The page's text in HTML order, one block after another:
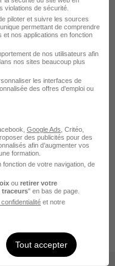
Daoulas
Licence Pro -
violations de sécurité.
piloter et suivre les sources
permettant de comprendre
nos applications en fonction
de nos utilisateurs afin
nos sites beaucoup plus
les interfaces de
des offres d'emploi ou
Google Ads , Critéo,
des publicités pour des
afin d’augmenter vos
formation.
de votre navigation, de
ou retirer votre
traceurs" en bas de page.
et notre
Tout accepter